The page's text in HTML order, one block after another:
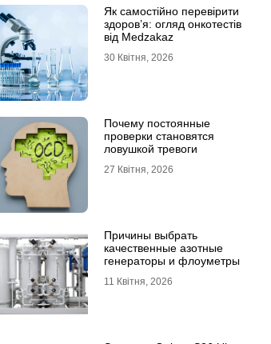
Як самостійно перевірити
здоров’я: огляд онкотестів
від Medzakaz
30 Квітня, 2026
Почему постоянные
проверки становятся
ловушкой тревоги
27 Квітня, 2026
Причины выбрать
качественные азотные
генераторы и флоуметры
11 Квітня, 2026